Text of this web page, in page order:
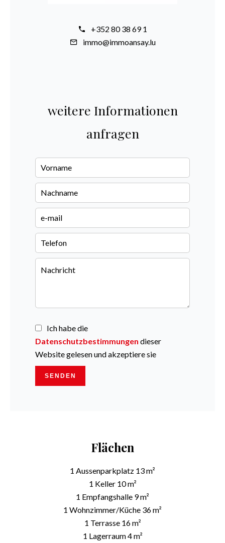
+352 80 38 69 1
immo@immoansay.lu
weitere Informationen
anfragen
Ich habe die
Datenschutzbestimmungen dieser
Website gelesen und akzeptiere sie
SENDEN
Flächen
1 Aussenparkplatz 13 m²
1 Keller 10 m²
1 Empfangshalle 9 m²
1 Wohnzimmer/Küche 36 m²
1 Terrasse 16 m²
1 Lagerraum4 m²